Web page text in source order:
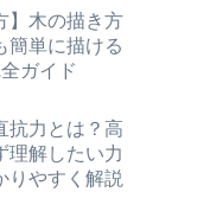
】木の描き方
簡単に描ける
ガイド
抗力とは？高
理解したい力
りやすく解説